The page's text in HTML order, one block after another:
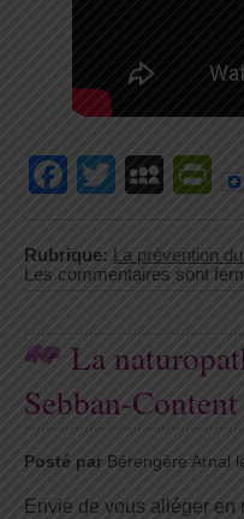
Facebook
Twitter
Rubrique: La prévention
Les commentaires sont
La
Sebban-Content
Posté par Bérengère Arnal
Envie de vous alléger en